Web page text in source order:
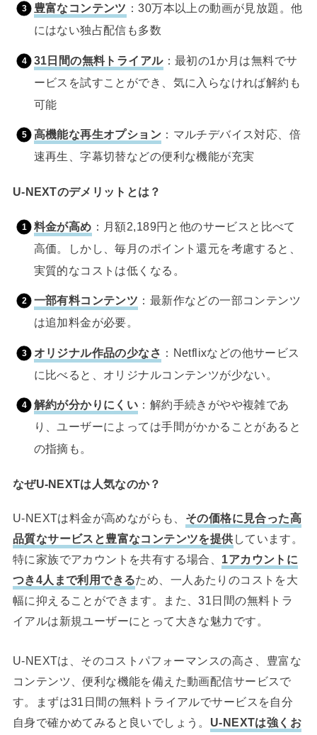
豊富なコンテンツ ：30万本以上の動画が見放題。他
にはない独占配信も多数
31日間の無料トライアル：最初の1か月は無料でサ
ービスを試すことができ、気に入らなければ解約も
可能
高機能な再生オプション ：マルチデバイス対応、倍
速再生、字幕切替などの便利な機能が充実
U-NEXTのデメリットとは？
料金が高め ：月額2,189円と他のサービスと比べて
高価。しかし、毎月のポイント還元を考慮すると、
実質的なコストは低くなる。
一部有料コンテンツ ：最新作などの一部コンテンツ
は追加料金が必要。
オリジナル作品の少なさ ：Netflixなどの他サービス
に比べると、オリジナルコンテンツが少ない。
解約が分かりにくい ：解約手続きがやや複雑であ
り、ユーザーによっては手間がかかることがあると
の指摘も。
なぜU-NEXTは人気なのか？
U-NEXTは料金が高めながらも、 その価格に見合った高
品質なサービスと豊富なコンテンツを提供 しています。
特に家族でアカウントを共有する場合、 1アカウントに
つき4人まで利用できるため、一人あたりのコストを大
幅に抑えることができます。また、31日間の無料トラ
イアルは新規ユーザーにとって大きな魅力です。
U-NEXTは、そのコストパフォーマンスの高さ、豊富な
コンテンツ、便利な機能を備えた動画配信サービスで
す。まずは31日間の無料トライアルでサービスを自分
自身で確かめてみると良いでしょう。 U-NEXTは強くお